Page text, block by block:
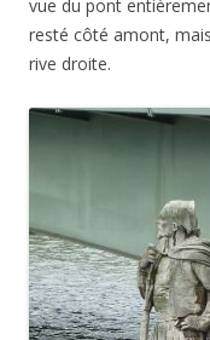
vue du pont
resté côté amont,
rive droite.